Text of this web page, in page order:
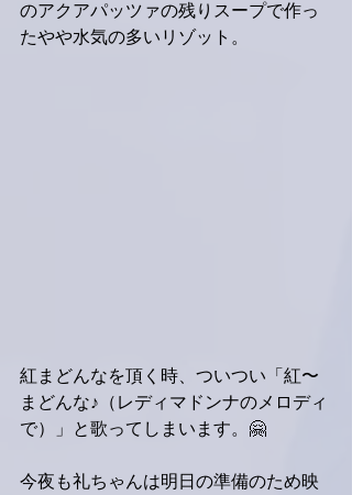
のアクアパッツァの残りスープで作っ
たやや水気の多いリゾット。
紅まどんなを頂く時、ついつい「紅〜
まどんな♪（レディマドンナのメロディ
で）」と歌ってしまいます。🤗
今夜も礼ちゃんは明日の準備のため映